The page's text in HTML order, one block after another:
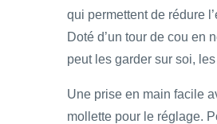
qui permettent de rédure
Doté d’un tour de cou en
peut les garder sur soi,
Une prise en main facile
mollette pour le réglage.